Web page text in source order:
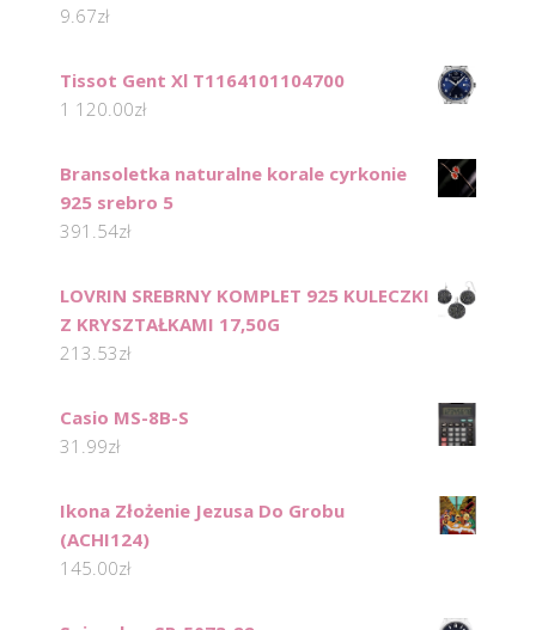
9.67zł
Tissot Gent Xl T1164101104700
1 120.00zł
Bransoletka naturalne korale cyrkonie
925 srebro 5
391.54zł
LOVRIN SREBRNY KOMPLET 925 KULECZKI
Z KRYSZTAŁKAMI 17,50G
213.53zł
Casio MS-8B-S
31.99zł
Ikona Złożenie Jezusa Do Grobu
(ACHI124)
145.00zł